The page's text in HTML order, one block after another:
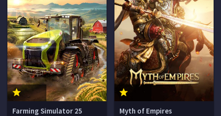
Farming Simulator 25 Myth of Empires